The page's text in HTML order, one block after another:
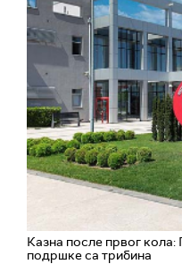
Казна после првог кола:
подршке са трибина